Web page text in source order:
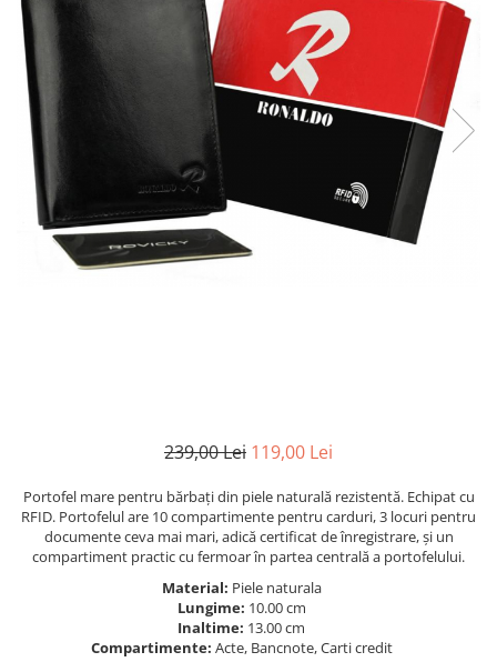
239,00 Lei 119,00 Lei
Portofel mare pentru bărbați din piele naturală rezistentă. Echipat cu
RFID. Portofelul are 10 compartimente pentru carduri, 3 locuri pentru
documente ceva mai mari, adică certificat de înregistrare, și un
compartiment practic cu fermoar în partea centrală a portofelului.
Material: Piele naturala
Lungime: 10.00 cm
Inaltime: 13.00 cm
Compartimente: Acte, Bancnote, Carti credit